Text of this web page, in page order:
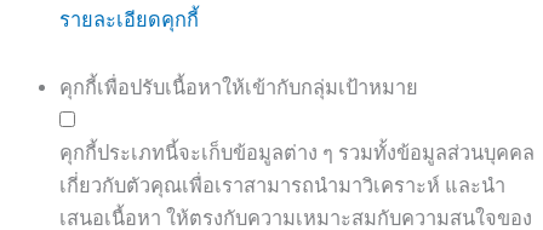
รายละเอียดคุกกี้
คุกกี้เพื่อปรับเนื้อหาให้เข้ากับกลุ่มเป้าหมาย
คุกกี้ประเภทนี้จะเก็บข้อมูลต่าง ๆ รวมทั้งข้อมูลส่วนบุคคล
เกี่ยวกับตัวคุณเพื่อเราสามารถนำมาวิเคราะห์ และนำ
เสนอเนื้อหา ให้ตรงกับความเหมาะสมกับความสนใจของ